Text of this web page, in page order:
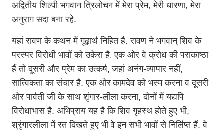
अद्वितीय शिल्पी भगवान त्रिलोचन में मेरा प्रेम, मेरी धारणा, मेरा
अनुराग सदा बना रहे.
यहां रावण के कथन में गूढ़ार्थ निहित है. रावण ने भगवान् शिव के
परस्पर विरोधी भावों को उकेरा है. एक ओर वे क्रोध की पराकाष्ठा
हैं तो दूसरी और प्रेम का उत्कर्ष, जहां अनंग-व्यापार नहीं,
सात्विकता का संचार है. एक ओर कामदेव को भस्म करना व दूसरी
ओर पार्वती जी के साथ शृंगार-लीला करना, दोनों में यद्यपि
विरोधाभास है. अभिप्राय यह है कि शिव गृहस्थ होते हुए भी,
श्रृंगारलीला में रत दिखते हुए भी वे इन सभी भावों से निर्लिप्त हैं. वे